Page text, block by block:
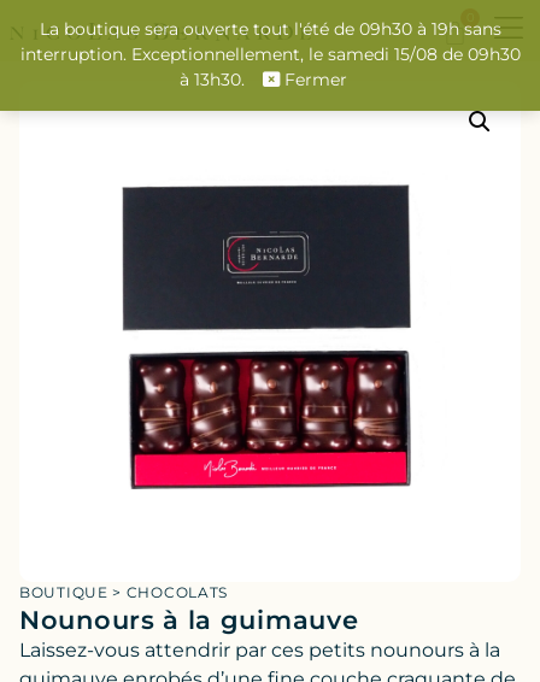
BOUTIQUE > CHOCOLATS
Nounours à la guimauve
Laissez-vous attendrir par ces petits nounours à la
La boutique sera ouverte tout l'été de 09h30 à 19h sans
interruption. Exceptionnellement, le samedi 15/08 de 09h30
à 13h30.
Fermer